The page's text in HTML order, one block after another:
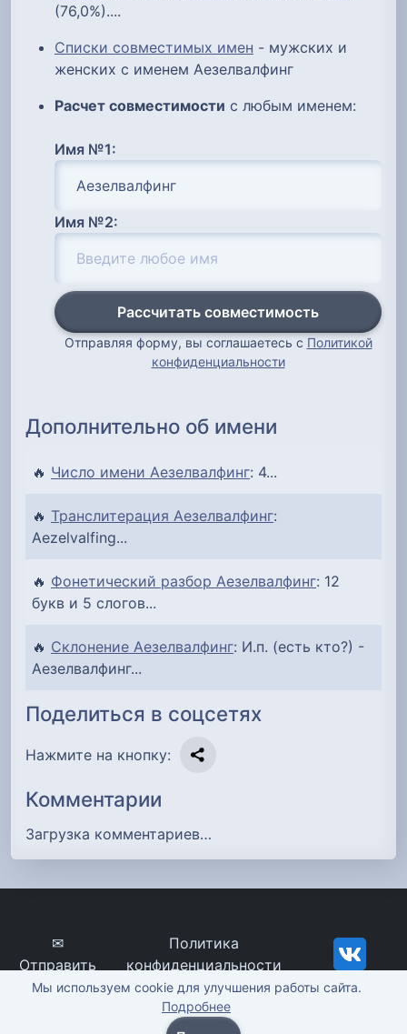
(76,0%)....
Списки совместимых имен - мужских и
женских с именем Аезелвалфинг
Расчет совместимости с любым именем:
Имя №1:
Имя №2:
Рассчитать совместимость
Отправляя форму, вы соглашаетесь с Политикой
конфиденциальности
Дополнительно об имени
🔥 Число имени Аезелвалфинг: 4...
🔥 Транслитерация Аезелвалфинг:
Aezelvalfing...
🔥 Фонетический разбор Аезелвалфинг: 12
букв и 5 слогов...
🔥 Склонение Аезелвалфинг: И.п. (есть кто?) -
Аезелвалфинг...
Поделиться в соцсетях
Нажмите на кнопку:
Комментарии
Загрузка комментариев…
✉
Отправить
сообщение
Политика
конфиденциальности
imena-znachenie.ru, ©
2012-2026
Мы используем cookie для улучшения работы сайта.
Подробнее